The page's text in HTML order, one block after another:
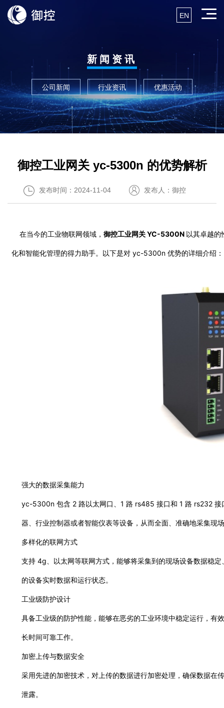
EN
新闻资讯
公司新闻 行业资讯 优惠活动
御控工业网关 yc-5300n 的优势解析
发布时间：2024-11-04 发布人：御控
在当今的工业物联网领域， 御控工业网关 YC-5300N 以其卓越的
化和智能化管理的得力助手。以下是对 yc-5300n 优势的详细介绍：
强大的数据采集能力
yc-5300n 包含 2 路以太网口、1 路 rs485 接口和 1 路 rs232
器、行业控制器或者智能仪表等设备，从而全面、准确地采集现
多样化的联网方式
支持 4g、以太网等联网方式，能够将采集到的现场设备数据稳
的设备实时数据和运行状态。
工业级防护设计
具备工业级的防护性能，能够在恶劣的工业环境中稳定运行，有
长时间可靠工作。
加密上传与数据安全
采用先进的加密技术，对上传的数据进行加密处理，确保数据在
泄露。